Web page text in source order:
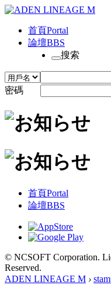
首頁Portal
論壇BBS
搜索
密碼
首頁Portal
論壇BBS
© NCSOFT Corporation.
Reserved.
ADEN LINEAGE M ›